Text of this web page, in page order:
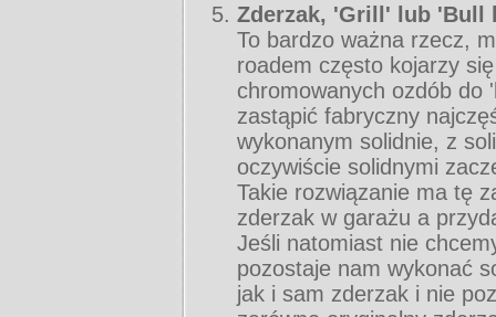
Zderzak, 'Grill' lub 'Bull
To bardzo ważna rzecz,
roadem często kojarzy
chromowanych ozdób do
zastąpić fabryczny
wykonanym solidnie, z
oczywiście solidnymi
Takie rozwiązanie ma tę
zderzak w garażu a
Jeśli natomiast nie
pozostaje nam wykonać
jak i sam zderzak i nie